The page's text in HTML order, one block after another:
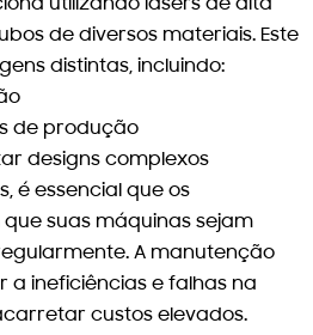
utilizando lasers de alta
de diversos materiais. Este
distintas, incluindo:
de produção
designs complexos
é essencial que os
suas máquinas sejam
A manutenção
a ineficiências e falhas na
custos elevados.